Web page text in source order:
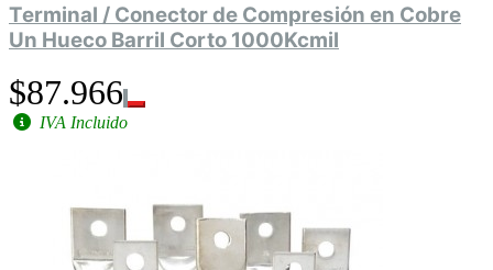
Terminal / Conector de Compresión en Cobre
Un Hueco Barril Corto 1000Kcmil
$87.966
IVA Incluido